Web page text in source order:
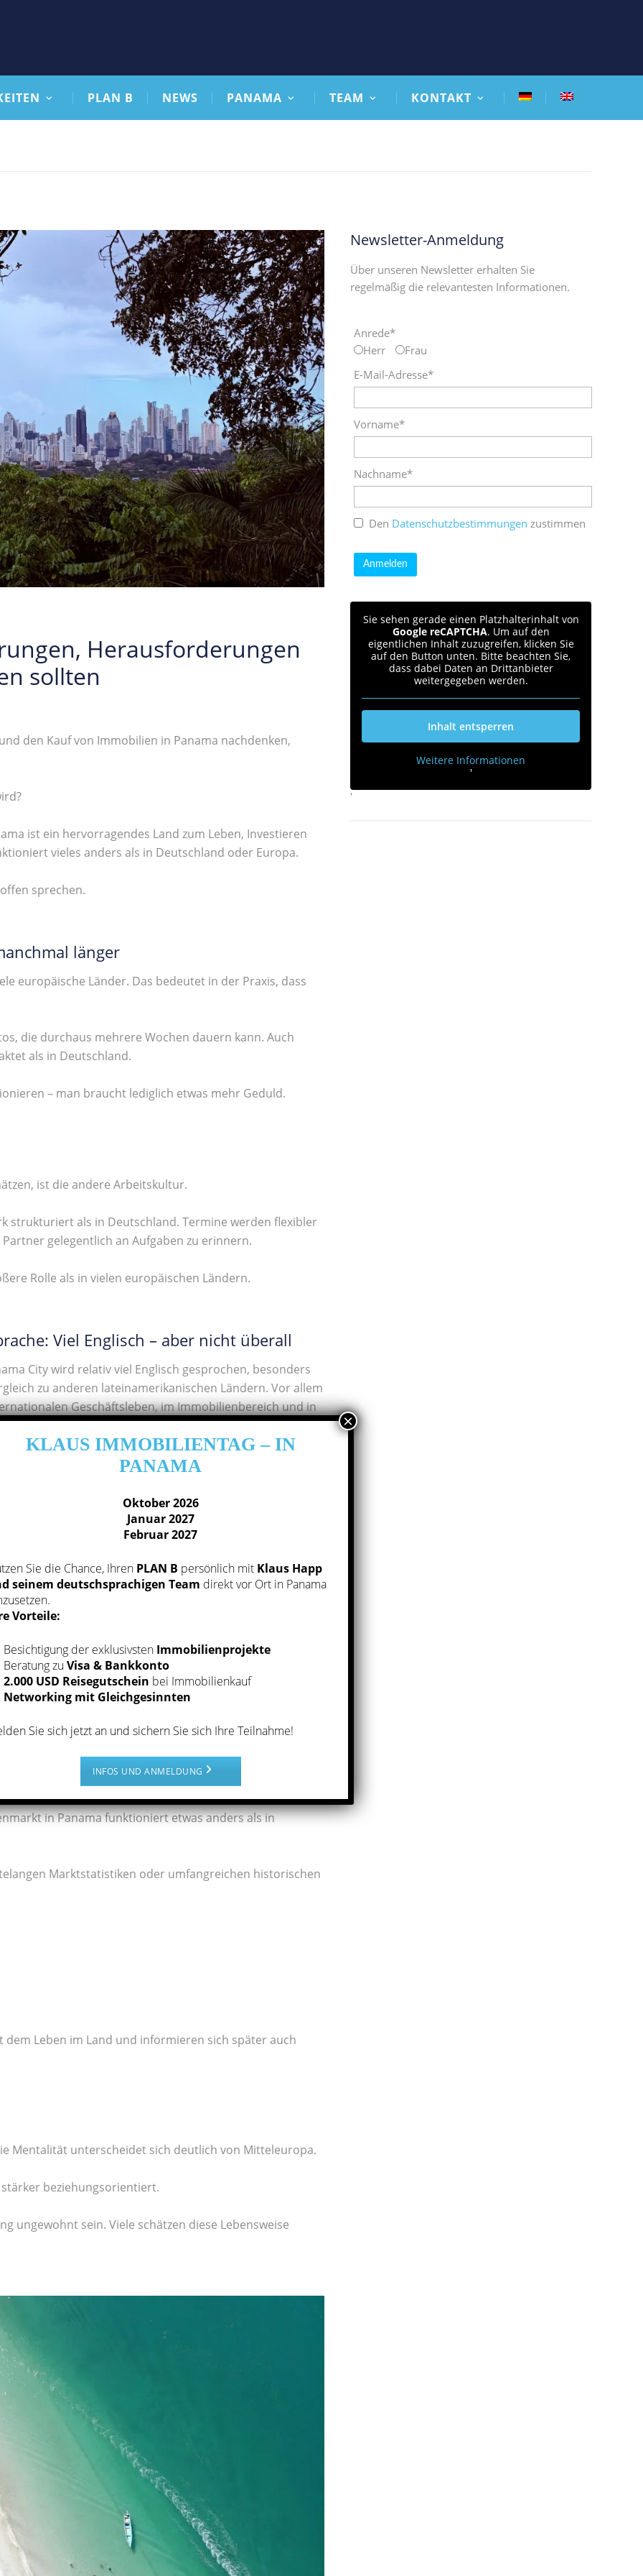
PLAN B NEWS PANAMA TEAM KONTAKT
Herausforderungen
sollten
den Kauf von Immobilien in Panama nachdenken,
ist ein hervorragendes Land zum Leben, Investieren
vieles anders als in Deutschland oder Europa.
sprechen.
länger
europäische Länder. Das bedeutet in der Praxis, dass
die durchaus mehrere Wochen dauern kann. Auch
als in Deutschland.
– man braucht lediglich etwas mehr Geduld.
ist die andere Arbeitskultur.
strukturiert als in Deutschland. Termine werden flexibler
gelegentlich an Aufgaben zu erinnern.
Rolle als in vielen europäischen Ländern.
Viel Englisch – aber nicht überall
City wird relativ viel Englisch gesprochen, besonders
zu anderen lateinamerikanischen Ländern. Vor allem
Geschäftsleben, im Immobilienbereich und in
ist Englisch weitverbreitet.
spricht natürlich nicht jeder Englisch. Besonders bei
häufig die wichtigste Sprache.
Nachricht: Die Menschen in Panama sind sehr freundlich
viele Menschen zu helfen und eine Lösung zu finden.
Immobilienbereich
in Panama funktioniert etwas anders als in
Marktstatistiken oder umfangreichen historischen
Leben im Land und informieren sich später auch
Mentalität unterscheidet sich deutlich von Mitteleuropa.
beziehungsorientiert.
ungewohnt sein. Viele schätzen diese Lebensweise
Newsletter-Anmeldung
Über unseren Newsletter erhalten Sie
regelmäßig die relevantesten Informationen.
Anrede*
Herr
Frau
E-Mail-Adresse*
Vorname*
Nachname*
Den Datenschutzbestimmungen zustimmen
Sie sehen gerade einen Platzhalterinhalt von
Google reCAPTCHA. Um auf den
eigentlichen Inhalt zuzugreifen, klicken Sie
auf den Button unten. Bitte beachten Sie,
dass dabei Daten an Drittanbieter
weitergegeben werden.
Inhalt entsperren
Weitere Informationen
'
'
KLAUS IMMOBILIENTAG – IN
PANAMA
Oktober 2026
Januar 2027
Februar 2027
Sie die Chance, Ihren PLAN B persönlich mit Klaus Happ
seinem deutschsprachigen Team direkt vor Ort in Panama
Vorteile:
Besichtigung der exklusivsten Immobilienprojekte
Beratung zuVisa & Bankkonto
2.000 USD Reisegutschein bei Immobilienkauf
Networking mit Gleichgesinnten
Sie sich jetzt an und sichern Sie sich Ihre Teilnahme!
INFOS UND ANMELDUNG